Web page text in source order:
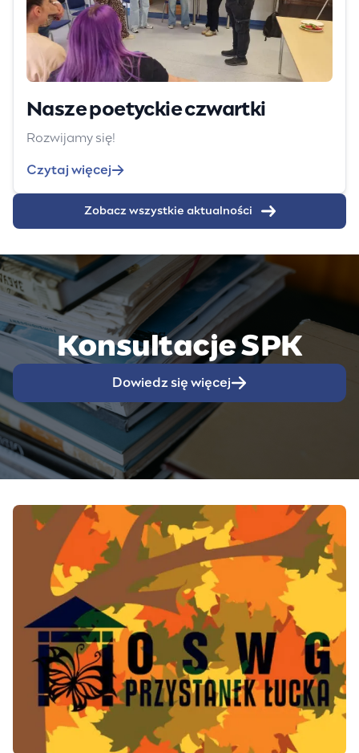
Nasze poetyckie czwartki
Rozwijamy się!
Czytaj więcej
Zobacz wszystkie aktualności
Konsultacje SPK
Dowiedz się więcej